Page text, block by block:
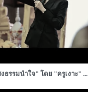
ธรรมนำใจ" โดย "ครูเงาะ" ...